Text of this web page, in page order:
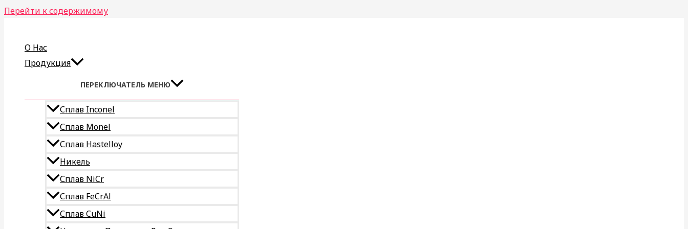
Перейти к содержимому
О Нас
Продукция
ПЕРЕКЛЮЧАТЕЛЬ МЕНЮ
Сплав Inconel
Сплав Monel
Сплав Hastelloy
Никель
Сплав NiCr
Сплав FeCrAl
Сплав CuNi